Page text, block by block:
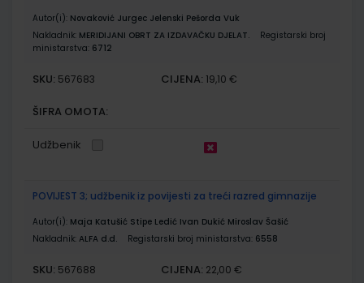
Autor(i): Novaković Jurgec Jelenski Pešorda Vuk
Nakladnik: MERIDIJANI OBRT ZA IZDAVAČKU DJELAT.
Registarski broj
ministarstva: 6712
SKU: 567683 CIJENA: 19,10 €
ŠIFRA OMOTA:
Udžbenik
POVIJEST 3; udžbenik iz povijesti za treći razred gimnazije
Autor(i): Maja Katušić Stipe Ledić Ivan Dukić Miroslav Šašić
Nakladnik: ALFA d.d. Registarski broj ministarstva: 6558
SKU: 567688 CIJENA: 22,00 €